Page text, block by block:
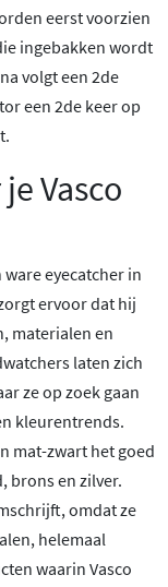
eerst voorzien
ingebakken wordt
volgt een 2de
een 2de keer op
Vasco
eyecatcher in
ervoor dat hij
materialen en
laten zich
ze op zoek gaan
kleurentrends.
mat-zwart het goed
brons en zilver.
omdat ze
helemaal
waarin Vasco